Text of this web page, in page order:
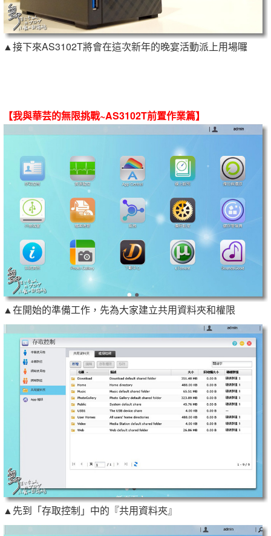
▲接下來AS3102T將會在這次新年的晚宴活動派上用場囉
【我與華芸的無限挑戰~AS3102T前置作業篇】
▲在開始的準備工作，先為大家建立共用資料夾和權限
▲先到「存取控制」中的『共用資料夾』